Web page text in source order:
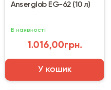
Anserglob EG-62 (10 л)
В наявності
1.016,00грн.
У кошик